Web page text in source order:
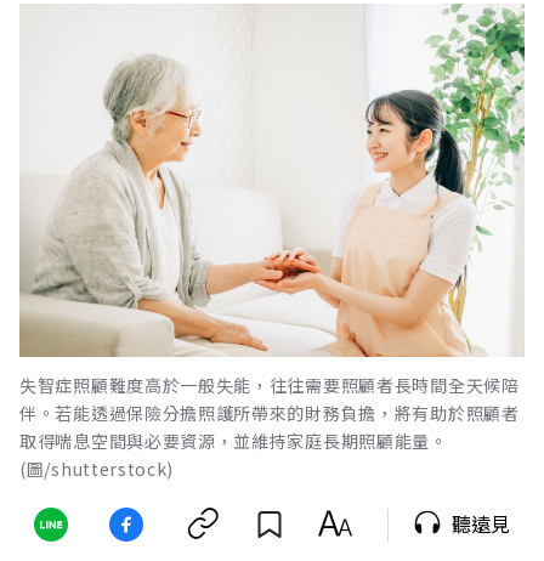
失智症照顧難度高於一般失能，往往需要照顧者長時間全天候陪
伴。若能透過保險分擔照護所帶來的財務負擔，將有助於照顧者
取得喘息空間與必要資源，並維持家庭長期照顧能量。
(圖/shutterstock)
聽遠見